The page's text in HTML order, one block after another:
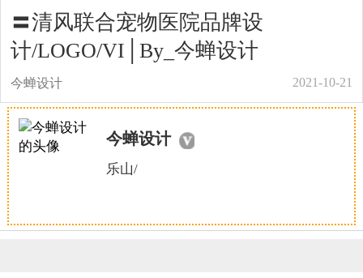
恭喜138****8638用户作品已成功备案！
恭喜136****9807用户作品已成功备案！
恭喜159****4930用户作品已成功备案！
恭喜150****6483用户作品已成功备案！
〓清风联合宠物医院品牌设
计/LOGO/VI│By_今蝉设计
今蝉设计 2021-10-21
今蝉设计
乐山/